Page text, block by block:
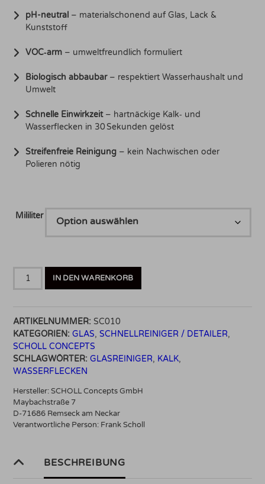
pH-neutral – materialschonend auf Glas, Lack &
Kunststoff
VOC‑arm – umweltfreundlich formuliert
Biologisch abbaubar– respektiert Wasserhaushalt und
Umwelt
Schnelle Einwirkzeit– hartnäckige Kalk‑ und
Wasserflecken in 30 Sekunden gelöst
Streifenfreie Reinigung – kein Nachwischen oder
Polieren nötig
Mililiter
Scholl
-
Glass
&
Waterspot
Menge
IN DEN WARENKORB
ARTIKELNUMMER: SC010
KATEGORIEN: GLAS,SCHNELLREINIGER / DETAILER,
SCHOLL CONCEPTS
SCHLAGWÖRTER: GLASREINIGER, KALK,
WASSERFLECKEN
Hersteller:SCHOLL Concepts GmbH
Maybachstraße 7
D-71686 Remseck am Neckar
Verantwortliche Person: Frank Scholl
BESCHREIBUNG